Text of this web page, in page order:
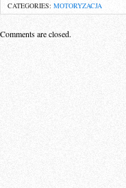
CATEGORIES: MOTORYZACJA
Comments are closed.